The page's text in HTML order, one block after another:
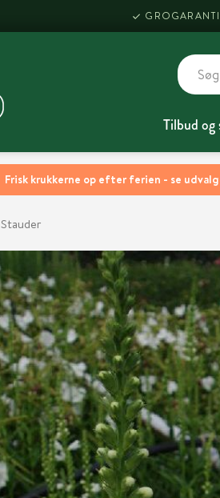
Frisk krukkerne op efter ferien - se
GROGARANTI
Tilbud og
Stauder